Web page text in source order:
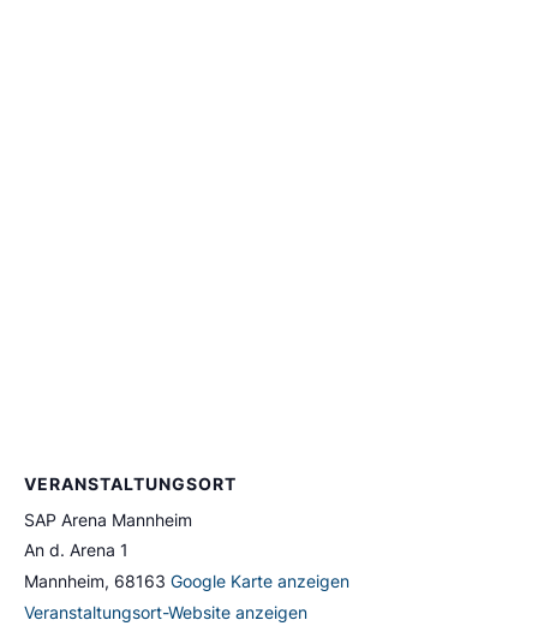
VERANSTALTUNGSORT
SAP Arena Mannheim
An d. Arena 1
Mannheim, 68163 Google Karte anzeigen
Veranstaltungsort-Website anzeigen